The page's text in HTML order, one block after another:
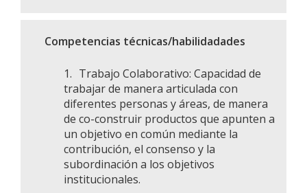
Competencias técnicas/habilidadades
1. Trabajo Colaborativo: Capacidad de
trabajar de manera articulada con
diferentes personas y áreas, de manera
de co-construir productos que apunten a
un objetivo en común mediante la
contribución, el consenso y la
subordinación a los objetivos
institucionales.